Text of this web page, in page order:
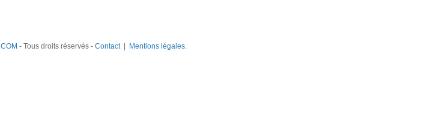
- Tous droits réservés - Contact| Mentions légales.